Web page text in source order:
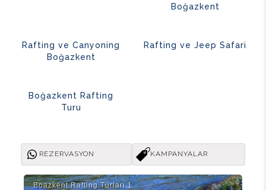
Boğazkent
Rafting ve Canyoning
Boğazkent
Rafting ve Jeep Safari
Boğazkent Rafting
Turu
REZERVASYON KAMPANYALAR
Boazkent Rafti̇ng Turlari 1